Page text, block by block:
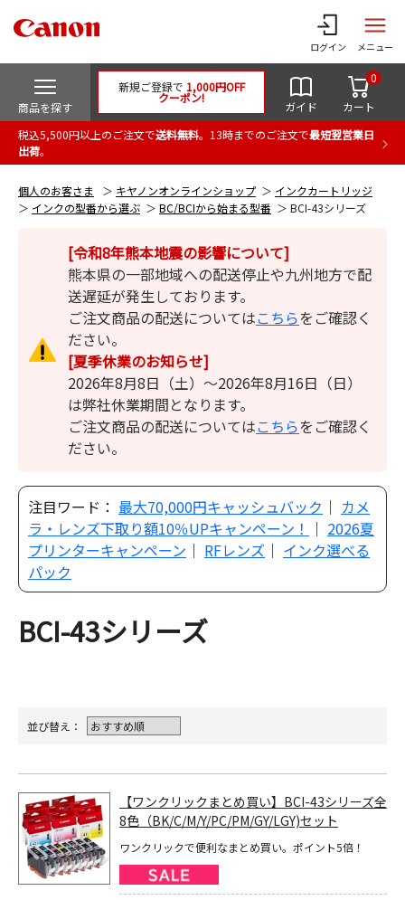
ログイン メニュー
商品を探す
新規ご登録で 1,000円OFF
クーポン!
ガイド カート
0
税込5,500円以上のご注文で送料無料。13時までのご注文で最短翌営業日
出荷。
個人のお客さま キヤノンオンラインショップ
インクカートリッジ
インクの型番から選ぶ
BC/BCIから始まる型番 BCI-43シリーズ
[令和8年熊本地震の影響について]
熊本県の一部地域への配送停止や九州地方で配
送遅延が発生しております。
ご注文商品の配送についてはこちらをご確認く
ださい。
[夏季休業のお知らせ]
2026年8月8日（土）～2026年8月16日（日）
は弊社休業期間となります。
ご注文商品の配送についてはこちらをご確認く
ださい。
注目ワード： 最大70,000円キャッシュバック ｜ カメ
ラ・レンズ下取り額10％UPキャンペーン！
｜ 2026夏
プリンターキャンペーン ｜ RFレンズ ｜ インク選べる
パック
BCI-43シリーズ
並び替え：
【ワンクリックまとめ買い】BCI-43シリーズ全
8色（BK/C/M/Y/PC/PM/GY/LGY)セット
ワンクリックで便利なまとめ買い。ポイント5倍！